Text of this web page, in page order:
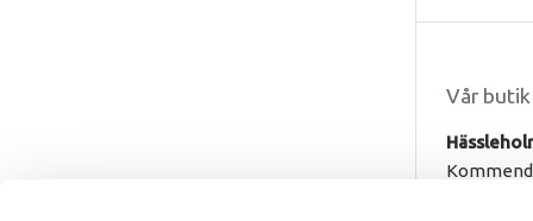
Vår butik